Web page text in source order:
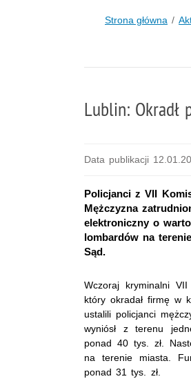
Strona główna
Lublin: Okradł
Data publikacji
Policjanci z VII
Mężczyzna
elektroniczny o
lombardów na
Sąd.
Wczoraj kryminalni
który okradał firmę w
ustalili policjanci
wyniósł z terenu
ponad 40 tys. zł.
na terenie miasta.
ponad 31 tys. zł.